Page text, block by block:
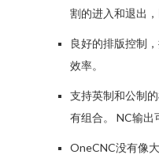
割的进入和退出
良好的排版控制
效率。
支持英制和公制
有组合。 NC输出
OneCNC没有像